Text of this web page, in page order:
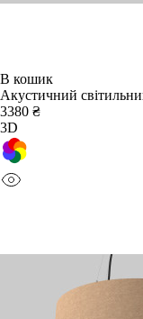
В кошик
Акустичний
3380 ₴
3D